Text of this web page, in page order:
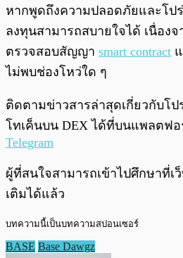
หากพูดถึงความปลอดภัยและโป
ลงทุนสามารถสบายใจได้ เนื่องจ
ตรวจสอบสัญญา smart contract
ไม่พบช่องโหว่ใด ๆ
ติดตามข่าวสารล่าสุดเกี่ยวกับโป
โทเค็นบน DEX ได้ที่บนแพลตฟอ
Telegram
ผู้ที่สนใจสามารถเข้าไปศึกษาที่เ
เติมได้แล้ว
บทความนี้เป็นบทความสปอนเซอร์
BASE Base Dawgz